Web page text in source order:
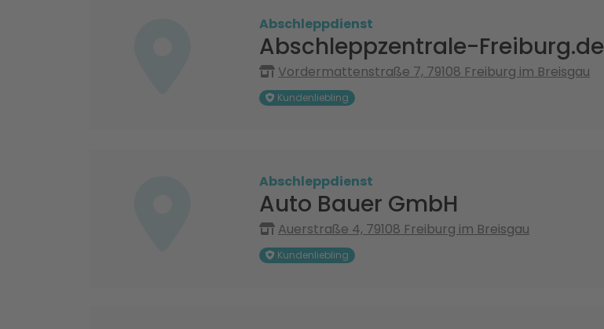
Abschleppdienst
Abschleppzentrale-Freiburg.de
Vordermattenstraße 7, 79108 Freiburg im Breisgau
Kundenliebling
Abschleppdienst
Auto Bauer GmbH
Auerstraße 4, 79108 Freiburg im Breisgau
Kundenliebling